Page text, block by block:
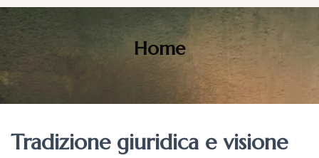
Home
Tradizione giuridica e visione